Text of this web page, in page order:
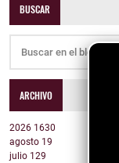
BUSCAR
ARCHIVO
2026 1630
agosto 19
julio 129